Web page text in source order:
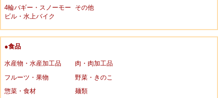
4輪バギー・スノーモー
ビル・水上バイク
その他
●食品
水産物・水産加工品
肉・肉加工品
フルーツ・果物
野菜・きのこ
惣菜・食材
麺類